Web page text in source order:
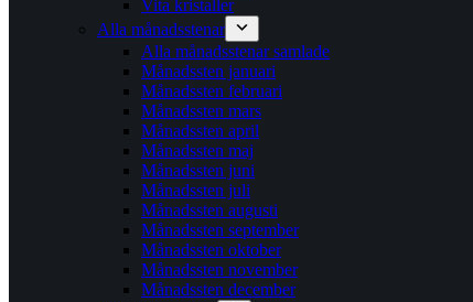
Vita kristaller
Alla månadsstenar
Alla månadsstenar samlade
Månadssten januari
Månadssten februari
Månadssten mars
Månadssten april
Månadssten maj
Månadssten juni
Månadssten juli
Månadssten augusti
Månadssten september
Månadssten oktober
Månadssten november
Månadssten december